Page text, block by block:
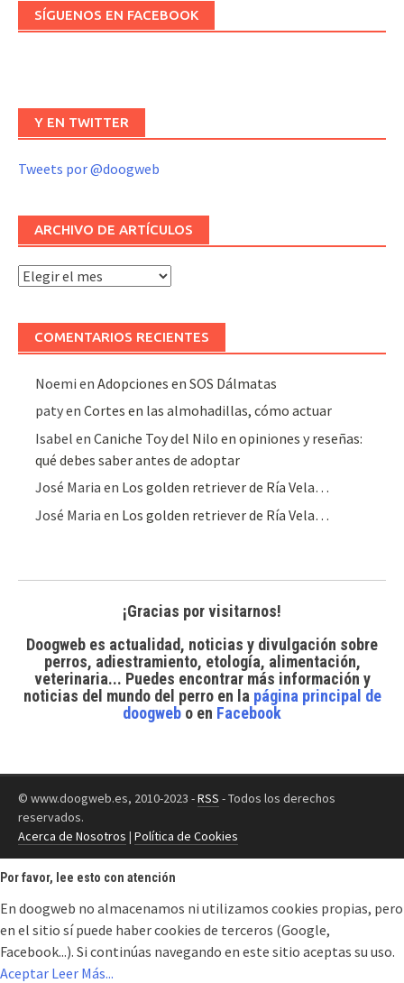
SÍGUENOS EN FACEBOOK
Y EN TWITTER
Tweets por @doogweb
ARCHIVO DE ARTÍCULOS
Archivo
COMENTARIOS RECIENTES
Noemi enAdopciones en SOS Dálmatas
patyenCortes en las almohadillas, cómo actuar
Isabel enCaniche Toy del Nilo en opiniones y reseñas:
qué debes saber antes de adoptar
José Maria en Los golden retriever de Ría Vela…
José Maria en Los golden retriever de Ría Vela…
¡Gracias por visitarnos!
Doogweb es actualidad, noticias y divulgación sobre
perros, adiestramiento, etología, alimentación,
veterinaria... Puedes encontrar más información y
noticias del mundo del perroen la página principal de
doogweb o en Facebook
© www.doogweb.es, 2010-2023 -RSS - Todos los derechos
reservados.
Acerca de Nosotros | Política de Cookies
Por favor, lee esto con atención
En doogweb no almacenamos ni utilizamos cookies propias, pero
en el sitio sí puede haber cookies de terceros (Google,
Facebook...). Si continúas navegando en este sitio aceptas su uso.
Aceptar Leer Más...